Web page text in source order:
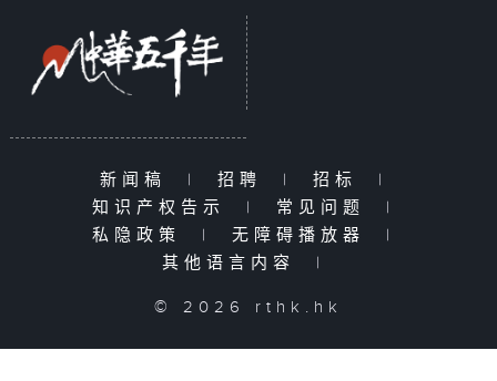
新闻稿 | 招聘 | 招标
|
知识产权告示
| 常见问题
|
私隐政策
| 无障碍播放器
|
其他语言内容
|
© 2026 rthk.hk